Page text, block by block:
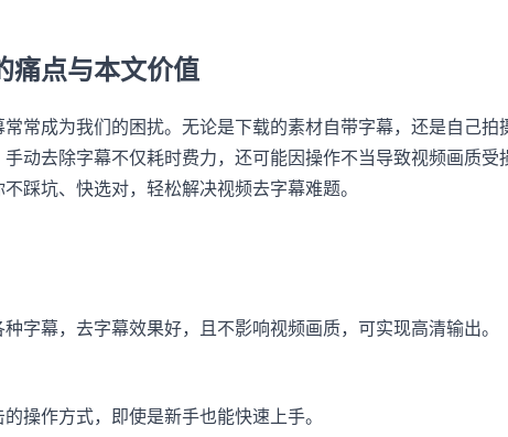
痛点与本文价值
常成为我们的困扰。无论是下载的素材自带字幕，还是自己
动去除字幕不仅耗时费力，还可能因操作不当导致视频画质
踩坑、快选对，轻松解决视频去字幕难题。
字幕，去字幕效果好，且不影响视频画质，可实现高清输出。
操作方式，即使是新手也能快速上手。